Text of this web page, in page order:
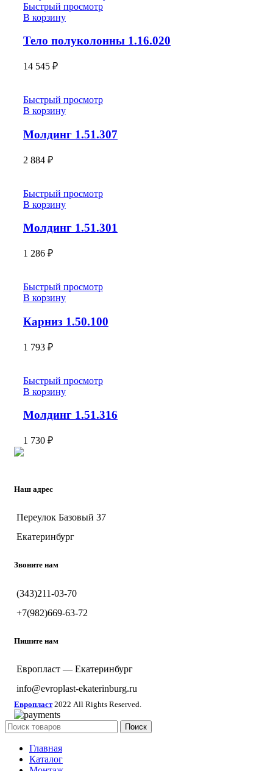
Быстрый просмотр
В корзину
Тело полуколонны 1.16.020
14 545 ₽
Быстрый просмотр
В корзину
Молдинг 1.51.307
2 884 ₽
Быстрый просмотр
В корзину
Молдинг 1.51.301
1 286 ₽
Быстрый просмотр
В корзину
Карниз 1.50.100
1 793 ₽
Быстрый просмотр
В корзину
Молдинг 1.51.316
1 730 ₽
Наш адрес
Переулок Базовый 37
Екатеринбург
Звоните нам
(343)211-03-70
+7(982)669-63-72
Пишите нам
Европласт — Екатеринбург
info@evroplast-ekaterinburg.ru
Европласт 2022 All Rights Reserved.
Поиск
Главная
Каталог